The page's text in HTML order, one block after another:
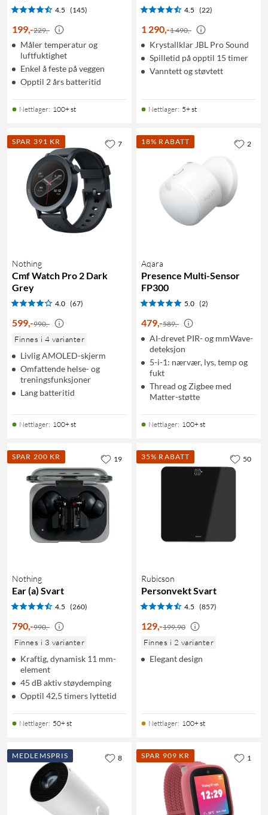
4.5 (145)
199,-229,-
Måler temperatur og
luftfuktighet
Enkel å feste på veggen
Opptil 2 års batteritid
Nettlager: 100+ st
4.5 (22)
1 290,-1 490,-
Krystallklar JBL Pro Sound
Spilletid på opptil 15 timer
Vanntett og støvtett
Nettlager: 5+ st
SPAR 391 KR
Nothing
Cmf Watch Pro 2 Dark
Grey
4.0 (67)
599,-990,-
Finnes i 4 varianter
Livlig AMOLED-skjerm
Omfattende helse- og
treningsfunksjoner
Lang batteritid
Nettlager: 100+ st
7 18% RABATT
Aqara
Presence Multi-Sensor
FP300
5.0 (2)
479,-589,-
AI-drevet PIR- og mmWave-
deteksjon
5-i-1: nærvær, lys, temp og
fukt
Thread og Zigbee med
Matter-støtte
Nettlager: 100+ st
2
SPAR 200 KR
Nothing
Ear (a) Svart
4.5 (260)
790,-990,-
Finnes i 3 varianter
Kraftig, dynamisk 11 mm-
element
45 dB aktiv støydemping
Opptil 42,5 timers lyttetid
Nettlager: 50+ st
19 35% RABATT
Rubicson
Personvekt Svart
4.5 (857)
129,-199,90
Finnes i 2 varianter
Elegant design
Nettlager: 100+ st
50
MEDLEMSPRIS 8 SPAR 909 KR 1